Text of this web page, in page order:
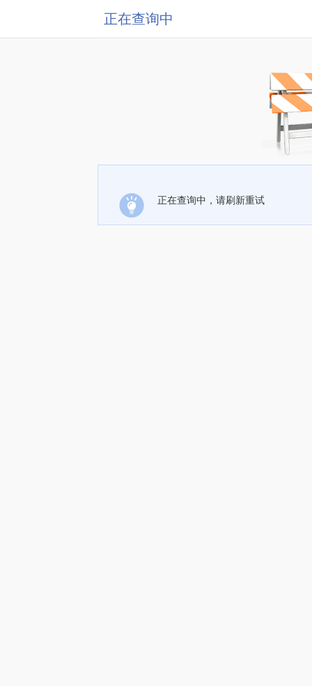
正在查询中
正在查询中，请刷新重试